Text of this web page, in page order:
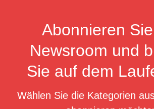
Abonnieren
Newsroom und
Sie auf dem
Wählen Sie die Kategorien